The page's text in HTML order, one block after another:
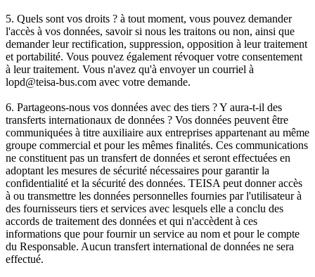
5. Quels sont vos droits ? à tout moment, vous pouvez demander
l'accès à vos données, savoir si nous les traitons ou non, ainsi que
demander leur rectification, suppression, opposition à leur traitement
et portabilité. Vous pouvez également révoquer votre consentement
à leur traitement. Vous n'avez qu'à envoyer un courriel à
lopd@teisa-bus.com avec votre demande.
6. Partageons-nous vos données avec des tiers ? Y aura-t-il des
transferts internationaux de données ? Vos données peuvent être
communiquées à titre auxiliaire aux entreprises appartenant au même
groupe commercial et pour les mêmes finalités. Ces communications
ne constituent pas un transfert de données et seront effectuées en
adoptant les mesures de sécurité nécessaires pour garantir la
confidentialité et la sécurité des données. TEISA peut donner accès
à ou transmettre les données personnelles fournies par l'utilisateur à
des fournisseurs tiers et services avec lesquels elle a conclu des
accords de traitement des données et qui n'accèdent à ces
informations que pour fournir un service au nom et pour le compte
du Responsable. Aucun transfert international de données ne sera
effectué.